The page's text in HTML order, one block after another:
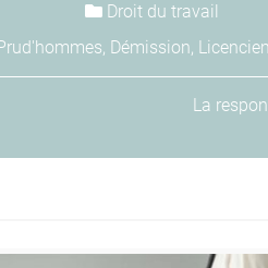
Droit du travail
, Démission,
La